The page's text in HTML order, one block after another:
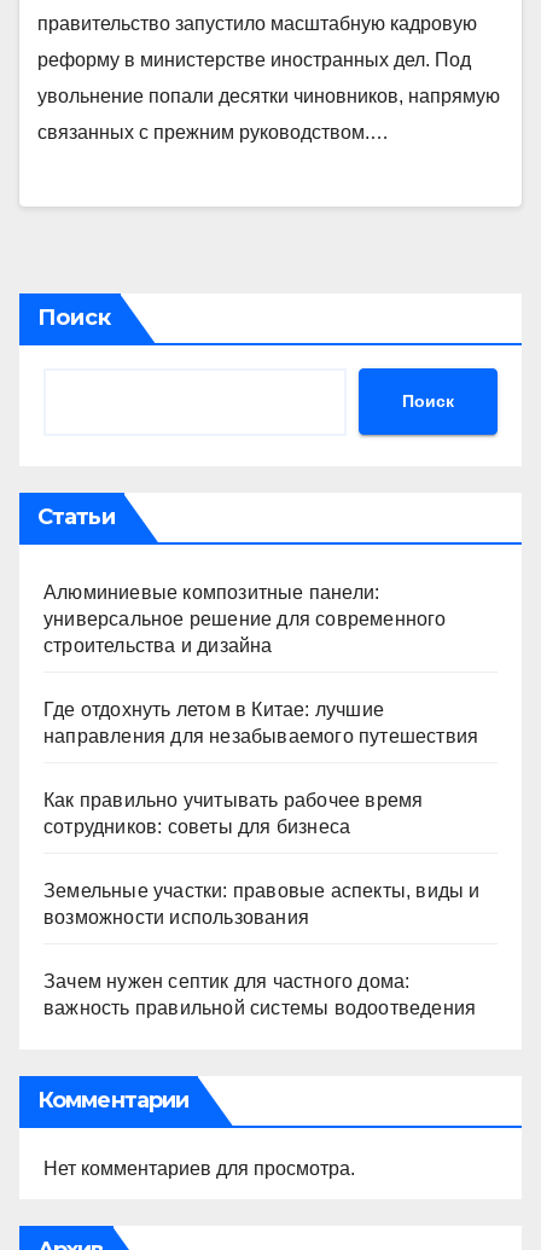
правительство запустило масштабную кадровую
реформу в министерстве иностранных дел. Под
увольнение попали десятки чиновников, напрямую
связанных с прежним руководством.…
Поиск
Поиск
Статьи
Алюминиевые композитные панели:
универсальное решение для современного
строительства и дизайна
Где отдохнуть летом в Китае: лучшие
направления для незабываемого путешествия
Как правильно учитывать рабочее время
сотрудников: советы для бизнеса
Земельные участки: правовые аспекты, виды и
возможности использования
Зачем нужен септик для частного дома:
важность правильной системы водоотведения
Комментарии
Нет комментариев для просмотра.